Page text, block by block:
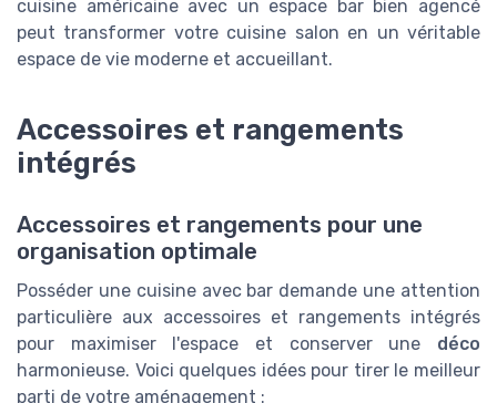
cuisine américaine avec un espace bar bien agencé
peut transformer votre cuisine salon en un véritable
espace de vie moderne et accueillant.
Accessoires et rangements
intégrés
Accessoires et rangements pour une
organisation optimale
Posséder une cuisine avec bar demande une attention
particulière aux accessoires et rangements intégrés
pour maximiser l'espace et conserver une déco
harmonieuse. Voici quelques idées pour tirer le meilleur
parti de votre aménagement :